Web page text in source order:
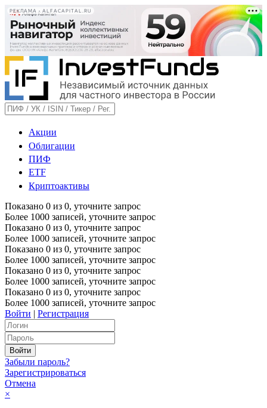
РЕКЛАМА • ALFACAPITAL.RU
Акции
Облигации
ПИФ
ETF
Криптоактивы
Показано 0 из 0, уточните запрос
Более 1000 записей, уточните запрос
Показано 0 из 0, уточните запрос
Более 1000 записей, уточните запрос
Показано 0 из 0, уточните запрос
Более 1000 записей, уточните запрос
Показано 0 из 0, уточните запрос
Более 1000 записей, уточните запрос
Показано 0 из 0, уточните запрос
Более 1000 записей, уточните запрос
Войти | Регистрация
Забыли пароль?
Зарегистрироваться
Отмена
×